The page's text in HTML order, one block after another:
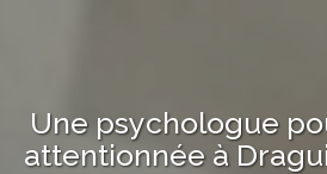
Une psychologue
attentionnée à